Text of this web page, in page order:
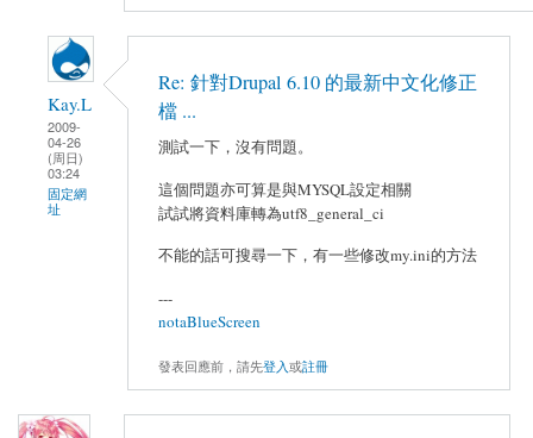
Kay.L
2009-
04-26
(周日)
03:24
固定網
址
Re: 針對Drupal 6.10 的最新中文化修正
檔 ...
測試一下，沒有問題。
這個問題亦可算是與MYSQL設定相關
試試將資料庫轉為utf8_general_ci
不能的話可搜尋一下，有一些修改my.ini的方法
---
notaBlueScreen
發表回應前，請先登入或註冊